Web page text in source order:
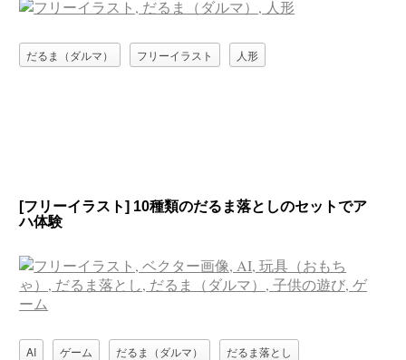
だるま（ダルマ） フリーイラスト 人形
[フリーイラスト] 10種類のだるま落としのセットでア
ハ体験
AI ゲーム だるま（ダルマ） だるま落とし